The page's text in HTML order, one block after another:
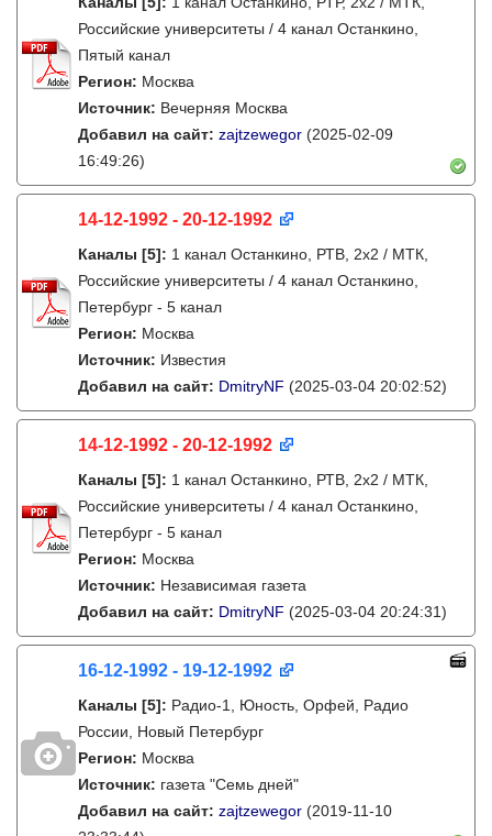
Российские университеты / 4 канал Останкино,
Пятый канал
Регион: Москва
Источник: Вечерняя Москва
Добавил на сайт: zajtzewegor (2025-02-09
16:49:26)
14-12-1992 - 20-12-1992
Каналы [5]: 1 канал Останкино, РТВ, 2х2 / МТК,
Российские университеты / 4 канал Останкино,
Петербург - 5 канал
Регион: Москва
Источник: Известия
Добавил на сайт: DmitryNF (2025-03-04 20:02:52)
14-12-1992 - 20-12-1992
Каналы [5]: 1 канал Останкино, РТВ, 2х2 / МТК,
Российские университеты / 4 канал Останкино,
Петербург - 5 канал
Регион: Москва
Источник: Независимая газета
Добавил на сайт: DmitryNF (2025-03-04 20:24:31)
16-12-1992 - 19-12-1992
Каналы [5]: Радио-1, Юность, Орфей, Радио
России, Новый Петербург
Регион: Москва
Источник: газета "Семь дней"
Добавил на сайт: zajtzewegor (2019-11-10